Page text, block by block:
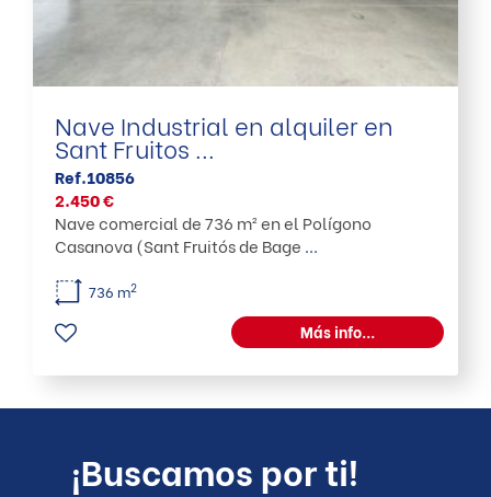
Nave Industrial en alquiler en
Sant Fruitos ...
Ref.10856
2.450 €
Nave comercial de 736 m² en el Polígono
Casanova (Sant Fruitós de Bage ...
736 m2
Más info...
¡Buscamos por ti!